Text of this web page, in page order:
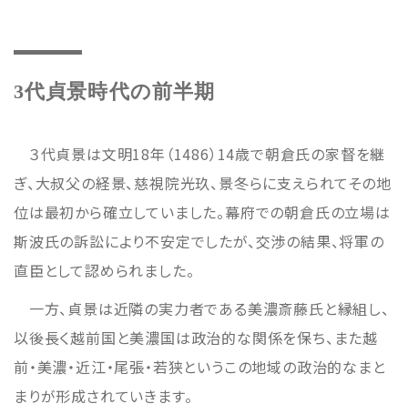
3代貞景時代の前半期
３代貞景は文明18年（1486）14歳で朝倉氏の家督を継
ぎ、大叔父の経景、慈視院光玖、景冬らに支えられてその地
位は最初から確立していました。幕府での朝倉氏の立場は
斯波氏の訴訟により不安定でしたが、交渉の結果、将軍の
直臣として認められました。
一方、貞景は近隣の実力者である美濃斎藤氏と縁組し、
以後長く越前国と美濃国は政治的な関係を保ち、また越
前・美濃・近江・尾張・若狭というこの地域の政治的なまと
まりが形成されていきます。